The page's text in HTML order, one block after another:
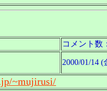
コメント
2000/01/14 (
~mujirusi/